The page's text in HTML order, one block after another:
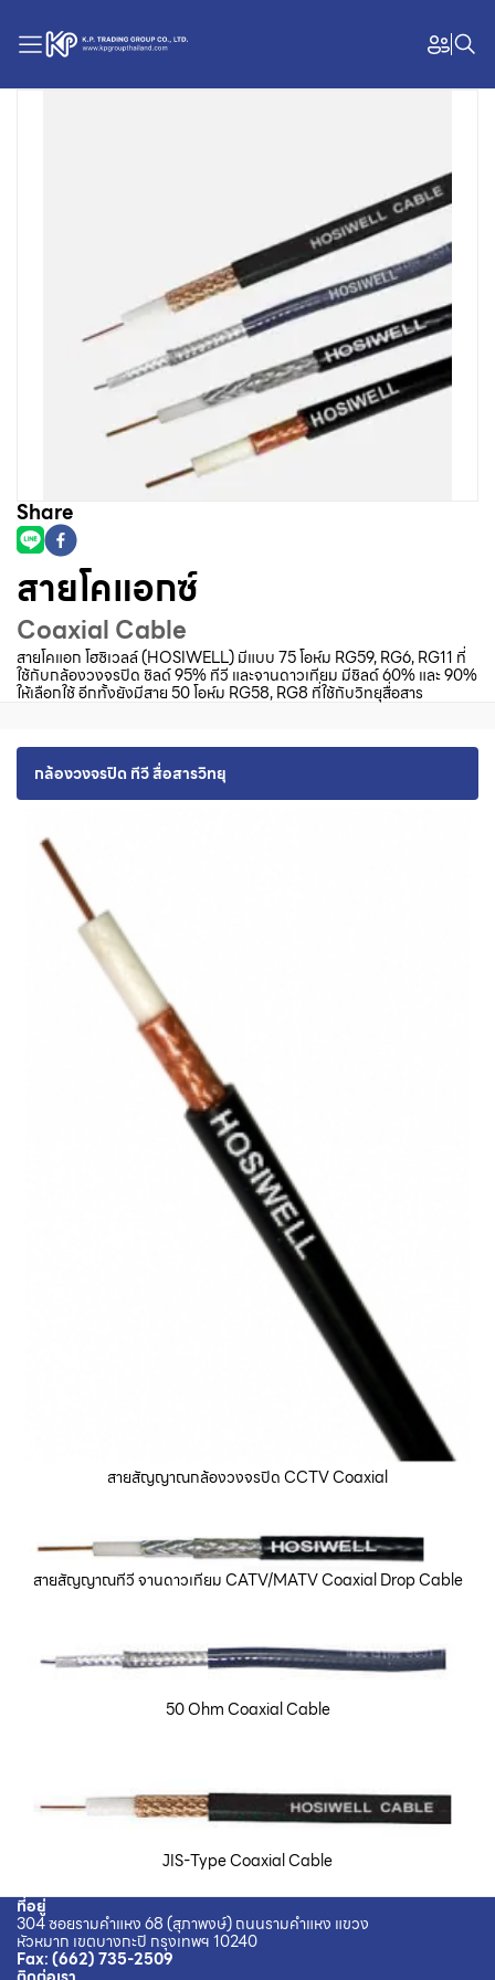
สายโคแอกซ์
Coaxial Cable
สายโคแอก โฮซิเวลล์ (HOSIWELL) มีแบบ 75 โอห์ม RG59, RG6, RG11 ที่
ใช้กับกล้องวงจรปิด ชิลด์ 95% ทีวี และจานดาวเทียม มีชิลด์ 60% และ 90%
ให้เลือกใช้ อีกทั้งยังมีสาย 50 โอห์ม RG58, RG8 ที่ใช้กับวิทยุสื่อสาร
Share
กล้องวงจรปิด ทีวี สื่อสารวิทยุ
สายสัญญาณกล้องวงจรปิด CCTV Coaxial
สายสัญญาณทีวี จานดาวเทียม CATV/MATV Coaxial Drop Cable
50 Ohm Coaxial Cable
JIS-Type Coaxial Cable
ที่อยู่
304 ซอยรามคำแหง 68 (สุภาพงษ์) ถนนรามคำแหง แขวง
หัวหมาก เขตบางกะปิ กรุงเทพฯ 10240
Fax:(662) 735-2509